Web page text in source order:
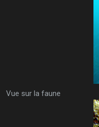
Vue sur la faune